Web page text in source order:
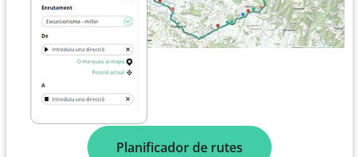
Planificador de rutes